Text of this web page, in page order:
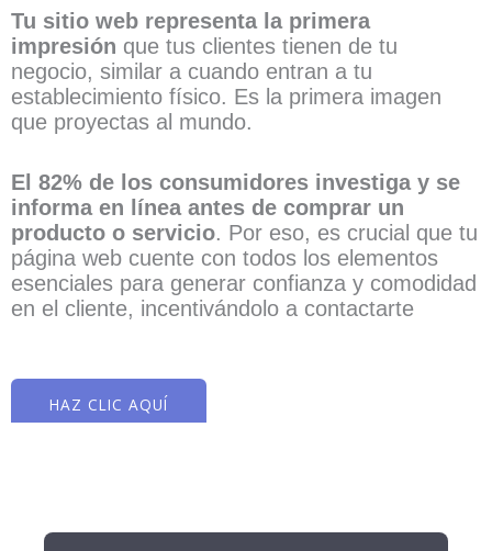
Tu sitio web representa la primera
impresión que tus clientes tienen de tu
negocio, similar a cuando entran a tu
establecimiento físico. Es la primera imagen
que proyectas al mundo.
El 82% de los consumidores investiga y se
informa en línea antes de comprar un
producto o servicio. Por eso, es crucial que tu
página web cuente con todos los elementos
esenciales para generar confianza y comodidad
en el cliente, incentivándolo a contactarte
HAZ CLIC AQUÍ